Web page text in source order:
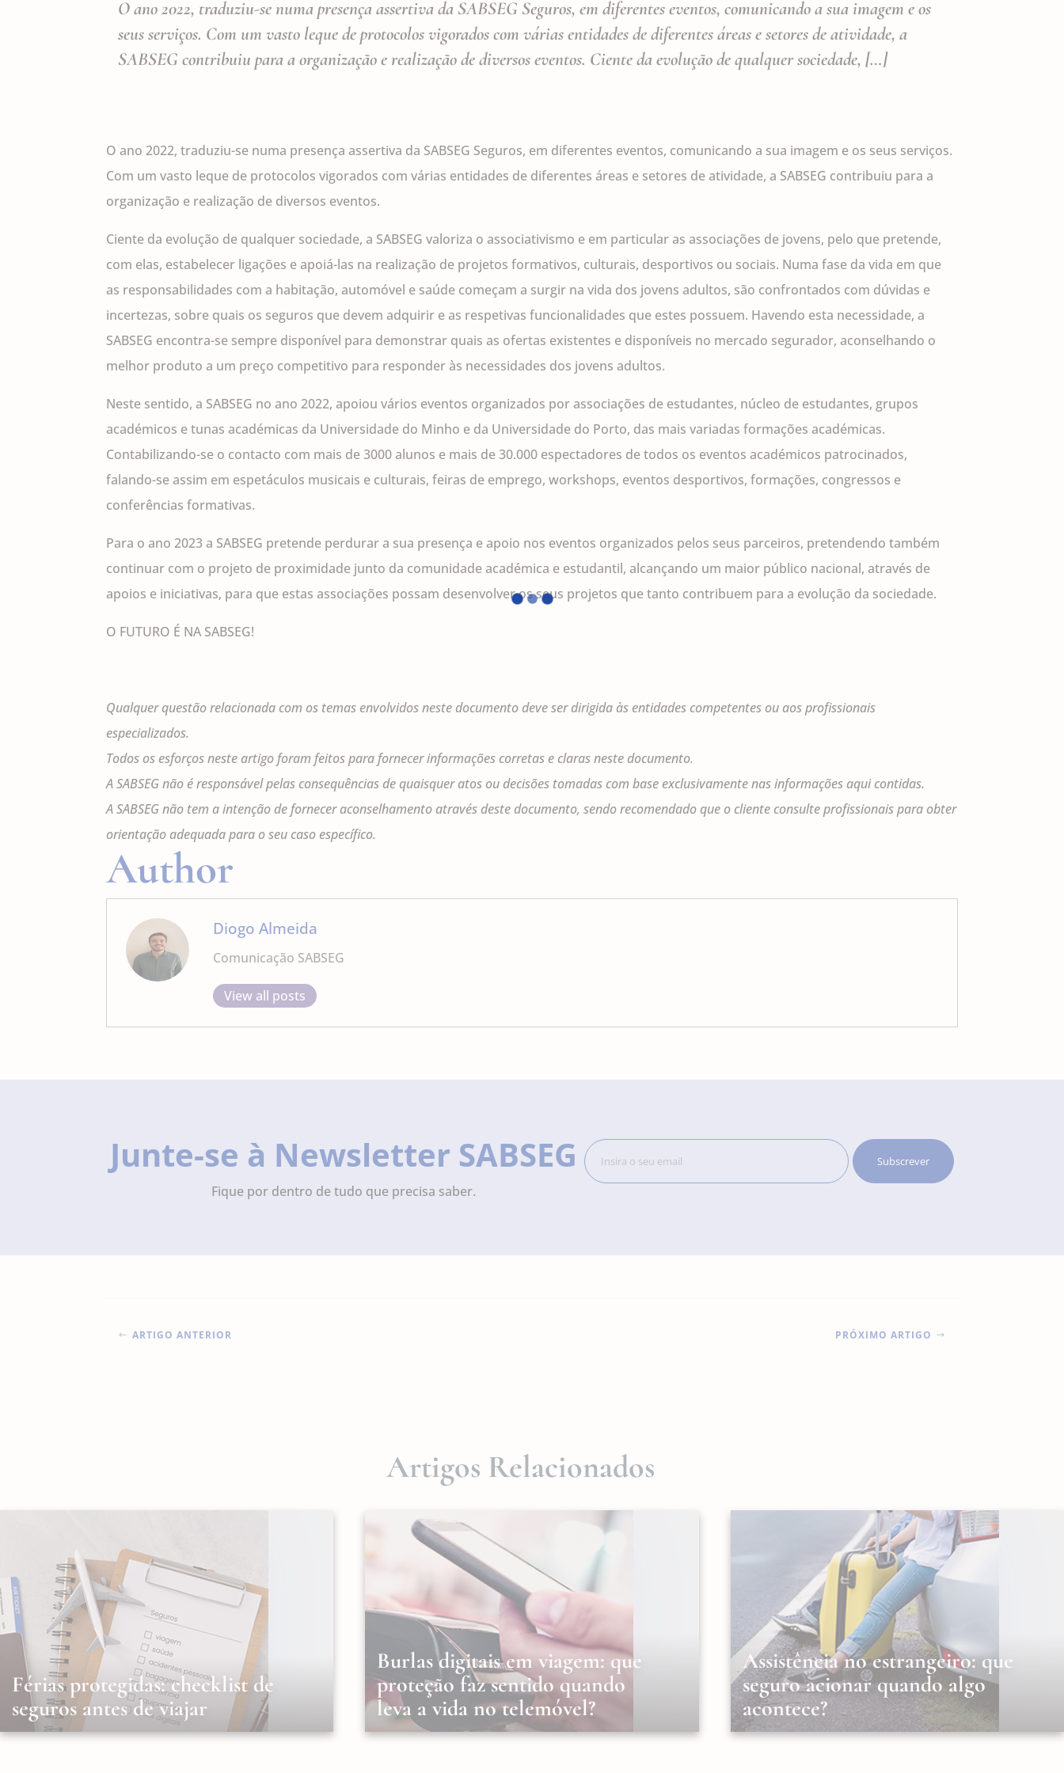
O ano 2022, traduziu-se numa presença assertiva da SABSEG Seguros, em diferentes eventos, comunicando a sua imagem e os
seus serviços. Com um vasto leque de protocolos vigorados com várias entidades de diferentes áreas e setores de atividade, a
SABSEG contribuiu para a organização e realização de diversos eventos. Ciente da evolução de qualquer sociedade, […]
O ano 2022, traduziu-se numa presença assertiva da SABSEG Seguros, em diferentes eventos, comunicando a sua imagem e os seus serviços.
Com um vasto leque de protocolos vigorados com várias entidades de diferentes áreas e setores de atividade, a SABSEG contribuiu para a
organização e realização de diversos eventos.
Ciente da evolução de qualquer sociedade, a SABSEG valoriza o associativismo e em particular as associações de jovens, pelo que pretende,
com elas, estabelecer ligações e apoiá-las na realização de projetos formativos, culturais, desportivos ou sociais. Numa fase da vida em que
as responsabilidades com a habitação, automóvel e saúde começam a surgir na vida dos jovens adultos, são confrontados com dúvidas e
incertezas, sobre quais os seguros que devem adquirir e as respetivas funcionalidades que estes possuem. Havendo esta necessidade, a
SABSEG encontra-se sempre disponível para demonstrar quais as ofertas existentes e disponíveis no mercado segurador, aconselhando o
melhor produto a um preço competitivo para responder às necessidades dos jovens adultos.
Neste sentido, a SABSEG no ano 2022, apoiou vários eventos organizados por associações de estudantes, núcleo de estudantes, grupos
académicos e tunas académicas da Universidade do Minho e da Universidade do Porto, das mais variadas formações académicas.
Contabilizando-se o contacto com mais de 3000 alunos e mais de 30.000 espectadores de todos os eventos académicos patrocinados,
falando-se assim em espetáculos musicais e culturais, feiras de emprego, workshops, eventos desportivos, formações, congressos e
conferências formativas.
Para o ano 2023 a SABSEG pretende perdurar a sua presença e apoio nos eventos organizados pelos seus parceiros, pretendendo também
continuar com o projeto de proximidade junto da comunidade académica e estudantil, alcançando um maior público nacional, através de
apoios e iniciativas, para que estas associações possam desenvolver os seus projetos que tanto contribuem para a evolução da sociedade.
O FUTURO É NA SABSEG!
Qualquer questão relacionada com os temas envolvidos neste documento deve ser dirigida às entidades competentes ou aos profissionais
especializados.
Todos os esforços neste artigo foram feitos para fornecer informações corretas e claras neste documento.
A SABSEG não é responsável pelas consequências de quaisquer atos ou decisões tomadas com base exclusivamente nas informações aqui contidas.
A SABSEG não tem a intenção de fornecer aconselhamento através deste documento, sendo recomendado que o cliente consulte profissionais para obter
orientação adequada para o seu caso específico.
Author
Diogo Almeida
Comunicação SABSEG
View all posts
Junte-se à Newsletter SABSEG
Fique por dentro de tudo que precisa saber.
# ARTIGO ANTERIOR PRÓXIMO ARTIGO $
Artigos Relacionados
Férias protegidas: checklist de
seguros antes de viajar
Burlas digitais em viagem: que
proteção faz sentido quando
leva a vida no telemóvel?
Assistência no estrangeiro: que
seguro acionar quando algo
acontece?